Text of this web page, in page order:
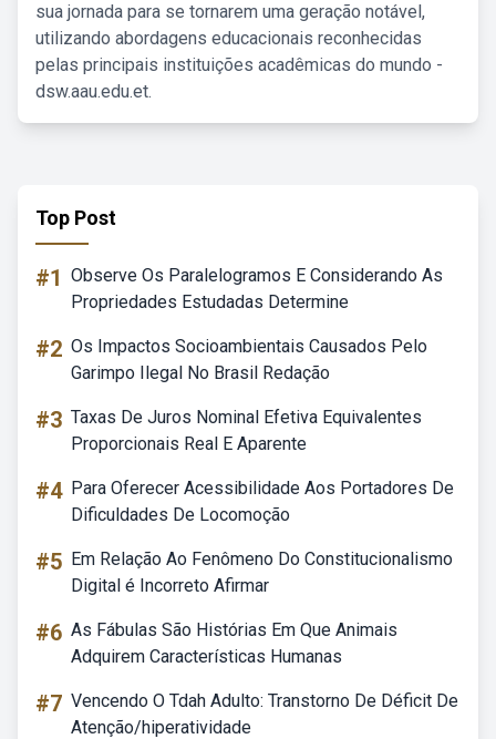
sua jornada para se tornarem uma geração notável,
utilizando abordagens educacionais reconhecidas
pelas principais instituições acadêmicas do mundo -
dsw.aau.edu.et.
Top Post
#1 Observe Os Paralelogramos E Considerando As
Propriedades Estudadas Determine
#2 Os Impactos Socioambientais Causados Pelo
Garimpo Ilegal No Brasil Redação
#3 Taxas De Juros Nominal Efetiva Equivalentes
Proporcionais Real E Aparente
#4 Para Oferecer Acessibilidade Aos Portadores De
Dificuldades De Locomoção
#5 Em Relação Ao Fenômeno Do Constitucionalismo
Digital é Incorreto Afirmar
#6 As Fábulas São Histórias Em Que Animais
Adquirem Características Humanas
#7 Vencendo O Tdah Adulto: Transtorno De Déficit De
Atenção/hiperatividade